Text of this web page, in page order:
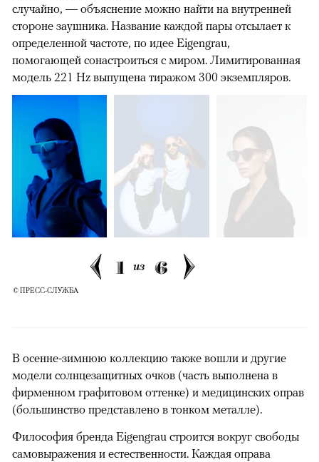
случайно, — объяснение можно найти на внутренней
стороне заушника. Название каждой пары отсылает к
определенной частоте, по идее Eigengrau,
помогающей сонастроиться с миром. Лимитированная
модель 221 Hz выпущена тиражом 300 экземпляров.
1 из 6
© ПРЕСС-СЛУЖБА
В осенне-зимнюю коллекцию также вошли и другие
модели солнцезащитных очков (часть выполнена в
фирменном графитовом оттенке) и медицинских оправ
(большинство представлено в тонком металле).
Философия бренда Eigengrau строится вокруг свободы
самовыражения и естественности. Каждая оправа